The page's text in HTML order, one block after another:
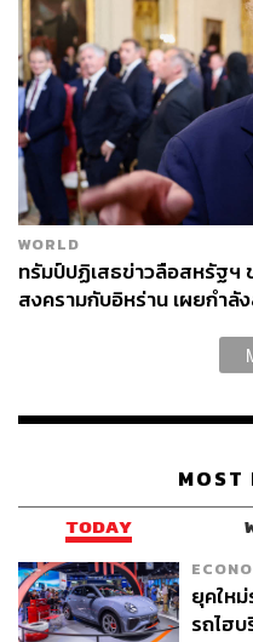
สำหรับผู้ที่พำนักหรือเดินทา
ที่มีการชุมนุมหรือสถานที่รา
เรื่องเคอร์ฟิวหรือข้อจำกัดก
พร้อมพื้นฐาน เช่น เงินสดสำ
คนใกล้ชิดถึงที่พักหรือแผนก
ปลอดภัย
6. อย่าตื่นตระหนก แต่ต้อ
สถานการณ์ภูมิรัฐศาสตร์สา
ชั่วโมง การติดตามข้อมูลจ
อย่างเหมาะสม โดยไม่ตื่นก
TAGS: British Airways
กระทรวงการต่างประ
Iran
Israel AOT
ตะวันออกกลาง
WORLD
ทรัมป์ปฏิเสธข่าวลือสหรัฐฯ
สงครามกับอิหร่าน เผยกำลั
MOST
TODAY
ยุคใหม่
รถไฮ